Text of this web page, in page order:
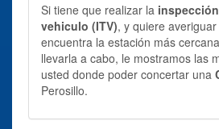
Si tiene que realizar la
vehiculo (ITV), y quiere
encuentra la estación más
llevarla a cabo, le mostramos las
usted donde poder concertar una
Perosillo.